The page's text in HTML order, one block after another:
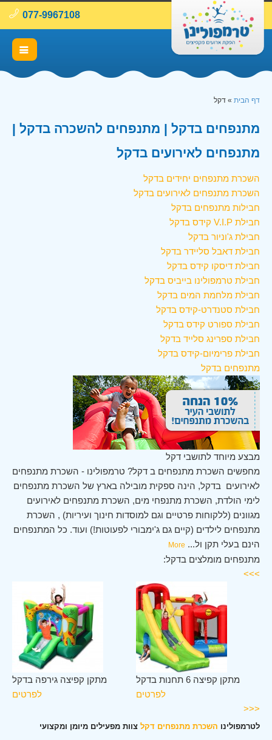
077-9967108
דף הבית » דקל
מתנפחים בדקל | מתנפחים להשכרה בדקל |
מתנפחים לאירועים בדקל
השכרת מתנפחים יחידים בדקל
השכרת מתנפחים לאירועים בדקל
חבילות מתנפחים בדקל
חבילת V.I.P קידס בדקל
חבילת ג'וניור בדקל
חבילת דאבל סליידר בדקל
חבילת דיסקו קידס בדקל
חבילת טרמפולינו בייביס בדקל
חבילת מלחמת המים בדקל
חבילת סטנדרט-קידס בדקל
חבילת ספורט קידס בדקל
חבילת ספרינג סלייד בדקל
חבילת פרימיום-קידס בדקל
מתנפחים בדקל
מבצע מיוחד לתושבי דקל
מחפשים השכרת מתנפחים ב דקל? טרמפולינו - השכרת מתנפחים
לאירועים בדקל, הינה ספקית מובילה בארץ של השכרת מתנפחים
לימי הולדת, השכרת מתנפחי מים, השכרת מתנפחים לאירועים
מגוונים (ללקוחות פרטיים וגם למוסדות חינוך ועיריות) , השכרת
מתנפחים לילדים (קיים גם ג'ימבורי לפעוטות!) ועוד. כל המתנפחים
הינם בעלי תקן ול...
More
מתנפחים מומלצים בדקל:
>>>
מתקן קפיצה גירפה בדקל
לפרטים
מתקן קפיצה 6 תחנות בדקל
לפרטים
<<<
לטרמפולינו השכרת מתנפחים דקל צוות מפעילים מיומן ומקצועי